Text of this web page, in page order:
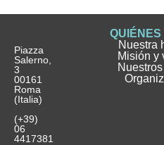
Piazza
Salerno,
3
00161
Roma
(Italia)
(+39)
06
4417381
QUIÉNES
Nuestra
Misión y